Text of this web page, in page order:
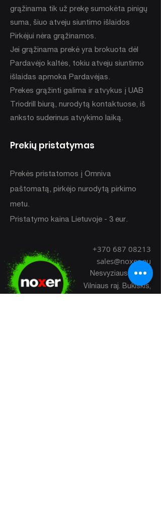
grąžinama tik už prekę sumokėta pinigų
suma, šiuo atveju siuntimo išlaidos
Pirkėjui nėra grąžinamos.
Jei grąžinama prekė yra brokuota dėl
Pardavėjo kaltės, tokiu atveju siuntimo
išlaidas apmoka Pardavėjas.
Prekes grąžinti galima ir atvykus į UAB
Triodrill biurą, nurodytą kontaktuose, iš
anksto suderinus atvykimo laiką.
Prekių pristatymas
Prekės pristatomos į Omniva
paštomatą, pirkėjo nurodytą pirkimo
metu.
Pristatymo kaina Lietuvoje - 3 eur.
+370 687 08213
sales@noxer.eu
Nesvyziaus str. 10
Vilniaus raj. Bukiskis,